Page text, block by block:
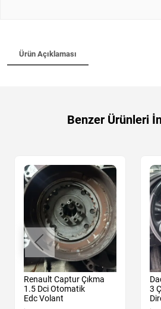
Ürün Açıklaması
Benzer Ürünleri
Renault Captur Çıkma
1.5 Dci Otomatik
Edc Volant
Dacia
3